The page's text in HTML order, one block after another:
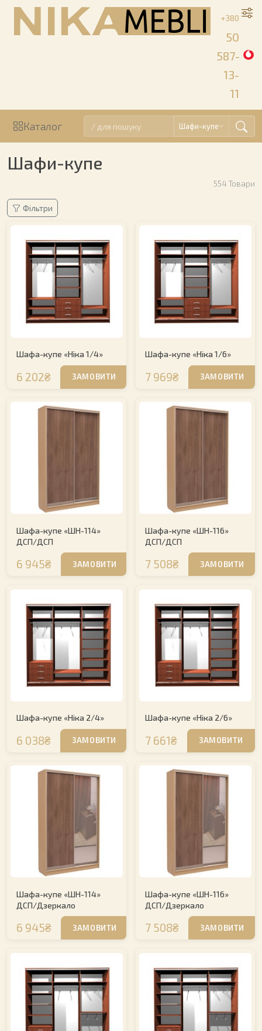
+380
50
587-
13-
11
Каталог Шафи-купе
Шафи-купе
554 Товари
Фільтри
Шафа-купе «Ніка 1/4»
6 202₴ ЗАМОВИТИ
Шафа-купе «Ніка 1/6»
7 969₴ ЗАМОВИТИ
Шафа-купе «ШН-114»
ДСП/ДСП
6 945₴ ЗАМОВИТИ
Шафа-купе «ШН-116»
ДСП/ДСП
7 508₴ ЗАМОВИТИ
Шафа-купе «Ніка 2/4»
6 038₴ ЗАМОВИТИ
Шафа-купе «Ніка 2/6»
7 661₴ ЗАМОВИТИ
Шафа-купе «ШН-114»
ДСП/Дзеркало
6 945₴ ЗАМОВИТИ
Шафа-купе «ШН-116»
ДСП/Дзеркало
7 508₴ ЗАМОВИТИ